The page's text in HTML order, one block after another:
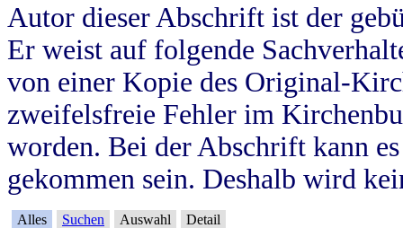
Autor dieser Abschrift ist der
Er weist auf folgende
von einer Kopie des Original-
zweifelsfreie Fehler im
worden. Bei der Abschrift kann
gekommen sein. Deshalb wird
Alles Suchen Auswahl Detail